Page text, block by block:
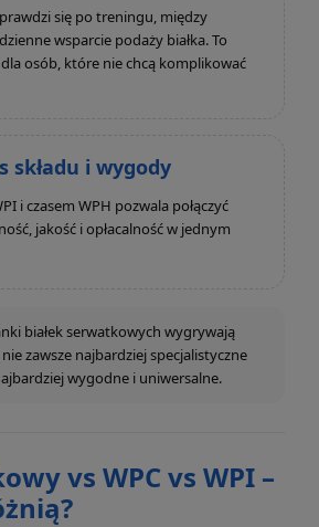
się po treningu, między
wsparcie podaży białka. To
osób, które nie chcą komplikować
składu i wygody
i czasem WPH pozwala połączyć
jakość i opłacalność w jednym
białek serwatkowych wygrywają
zawsze najbardziej specjalistyczne
wygodne i uniwersalne.
vs WPC vs WPI –